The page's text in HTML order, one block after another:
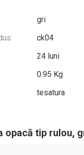
gri
ck04
24 luni
0.95 Kg
tesatura
tip rulou,